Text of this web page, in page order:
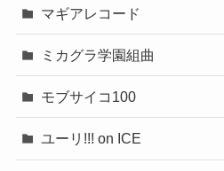
マギアレコード
ミカグラ学園組曲
モブサイコ100
ユーリ!!! on ICE